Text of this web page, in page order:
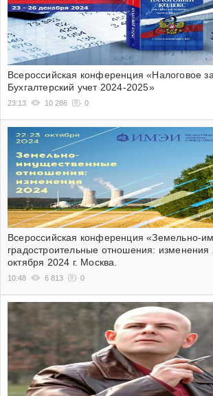
Всероссийская конференция «Налоговое
Бухгалтерский учет 2024-2025»
23:13 10 286 0
Всероссийская конференция «Земельно-
градостроительные отношения:
октября 2024 г. Москва.
10:48 6 813 0